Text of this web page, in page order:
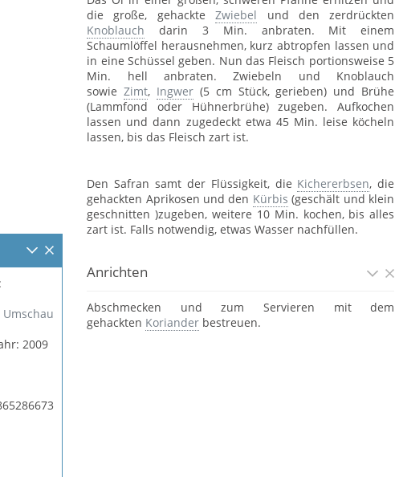
2009
die große, gehackteZwiebel und den zerdrückten
Knoblauch darin 3 Min. anbraten. Mit einem
Schaumlöffel herausnehmen, kurz abtropfen lassen und
in eine Schüssel geben. Nun das Fleisch portionsweise 5
Min. hell anbraten. Zwiebeln und Knoblauch
sowieZimt, Ingwer(5 cm Stück, gerieben) und Brühe
(Lammfond oder Hühnerbrühe) zugeben. Aufkochen
lassen und dann zugedeckt etwa 45 Min. leise köcheln
lassen, bis das Fleisch zart ist.
Den Safran samt der Flüssigkeit, die Kichererbsen, die
gehackten Aprikosen und den Kürbis (geschält und klein
geschnitten )zugeben, weitere 10 Min. kochen, bis alles
zart ist. Falls notwendig, etwas Wasser nachfüllen.
Anrichten
Abschmecken und zum Servieren mit dem
gehackten Koriander bestreuen.